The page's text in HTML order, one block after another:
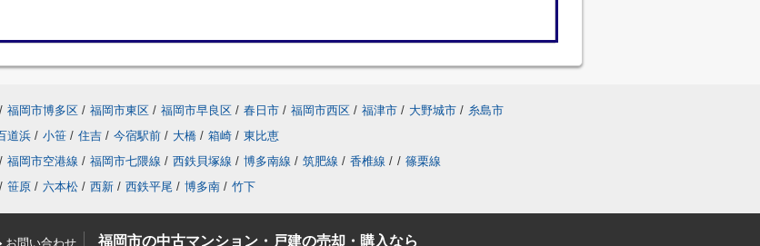
/ 福岡市博多区 / 福岡市東区 / 福岡市早良区 / 春日市 / 福岡市西区 / 福津市 / 大野城市 / 糸島市
道浜 / 小笹 / 住吉 / 今宿駅前 / 大橋 / 箱崎 / 東比恵
/ 福岡市空港線 / 福岡市七隈線 / 西鉄貝塚線 / 博多南線 / 筑肥線 / 香椎線 / / 篠栗線
/ 笹原 / 六本松 / 西新 / 西鉄平尾 / 博多南 / 竹下
お問い合わせ 福岡市の中古マンション・戸建の売却・購入なら